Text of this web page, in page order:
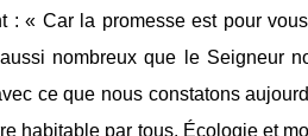
: « Car la promesse est pour
nombreux que le Seigneur
ce que nous constatons
habitable par tous. Écologie et